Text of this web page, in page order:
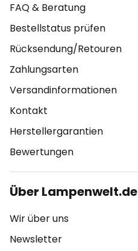
FAQ & Beratung
Bestellstatus prüfen
Rücksendung/Retouren
Zahlungsarten
Versandinformationen
Kontakt
Herstellergarantien
Bewertungen
Über Lampenwelt.de
Wir über uns
Newsletter